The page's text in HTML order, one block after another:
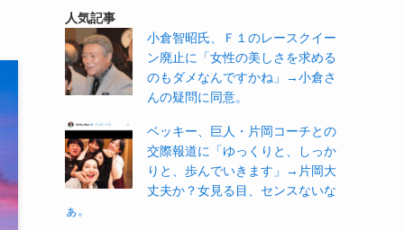
人気記事
小倉智昭氏、Ｆ１のレースクイー
ン廃止に「女性の美しさを求める
のもダメなんですかね」→小倉さ
んの疑問に同意。
ベッキー、巨人・片岡コーチとの
交際報道に「ゆっくりと、しっか
りと、歩んでいきます」→片岡大
丈夫か？女見る目、センスないな
ぁ。